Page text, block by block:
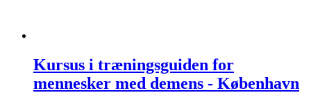
Kursus i træningsguiden for
mennesker med demens - København